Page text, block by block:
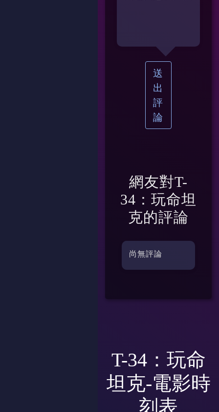
送
出
評
論
網友對T-
34：玩命坦
克的評論
尚無評論
T-34：玩命
坦克-電影時
刻表